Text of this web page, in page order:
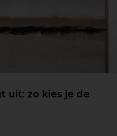
uit: zo kies je de